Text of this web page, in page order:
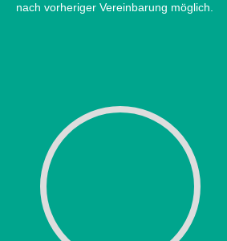
nach vorheriger Vereinbarung möglich.